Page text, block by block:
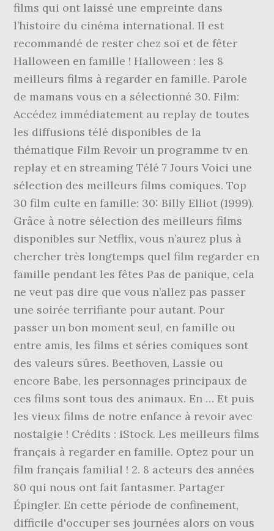
films qui ont laissé une empreinte dans
l’histoire du cinéma international. Il est
recommandé de rester chez soi et de fêter
Halloween en famille ! Halloween : les 8
meilleurs films à regarder en famille. Parole
de mamans vous en a sélectionné 30. Film:
Accédez immédiatement au replay de toutes
les diffusions télé disponibles de la
thématique Film Revoir un programme tv en
replay et en streaming Télé 7 Jours Voici une
sélection des meilleurs films comiques. Top
30 film culte en famille: 30: Billy Elliot (1999).
Grâce à notre sélection des meilleurs films
disponibles sur Netflix, vous n’aurez plus à
chercher très longtemps quel film regarder en
famille pendant les fêtes Pas de panique, cela
ne veut pas dire que vous n’allez pas passer
une soirée terrifiante pour autant. Pour
passer un bon moment seul, en famille ou
entre amis, les films et séries comiques sont
des valeurs sûres. Beethoven, Lassie ou
encore Babe, les personnages principaux de
ces films sont tous des animaux. En … Et puis
les vieux films de notre enfance à revoir avec
nostalgie ! Crédits : iStock. Les meilleurs films
français à regarder en famille. Optez pour un
film français familial ! 2. 8 acteurs des années
80 qui nous ont fait fantasmer. Partager
Épingler. En cette période de confinement,
difficile d'occuper ses journées alors on vous